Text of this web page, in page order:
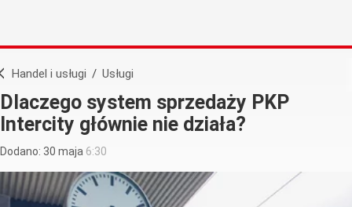
Handel i usługi / Usługi
Dlaczego system sprzedaży PKP
Intercity głównie nie działa?
Dodano: 30 maja 6:30